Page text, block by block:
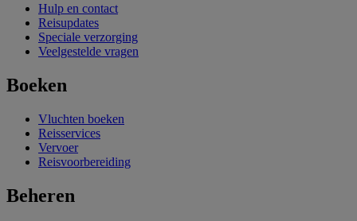
Hulp en contact
Reisupdates
Speciale verzorging
Veelgestelde vragen
Boeken
Vluchten boeken
Reisservices
Vervoer
Reisvoorbereiding
Beheren